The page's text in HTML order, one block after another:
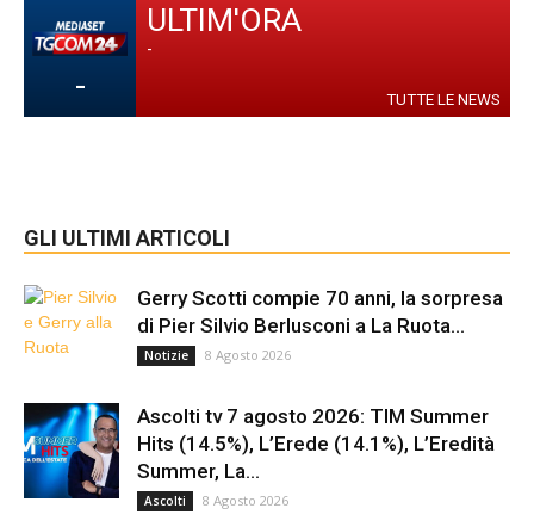
-
ULTIM'ORA
-
TUTTE LE NEWS
GLI ULTIMI ARTICOLI
Gerry Scotti compie 70 anni, la sorpresa
di Pier Silvio Berlusconi a La Ruota...
Notizie 8 Agosto 2026
Ascolti tv 7 agosto 2026: TIM Summer
Hits (14.5%), L’Erede (14.1%), L’Eredità
Summer, La...
Ascolti 8 Agosto 2026